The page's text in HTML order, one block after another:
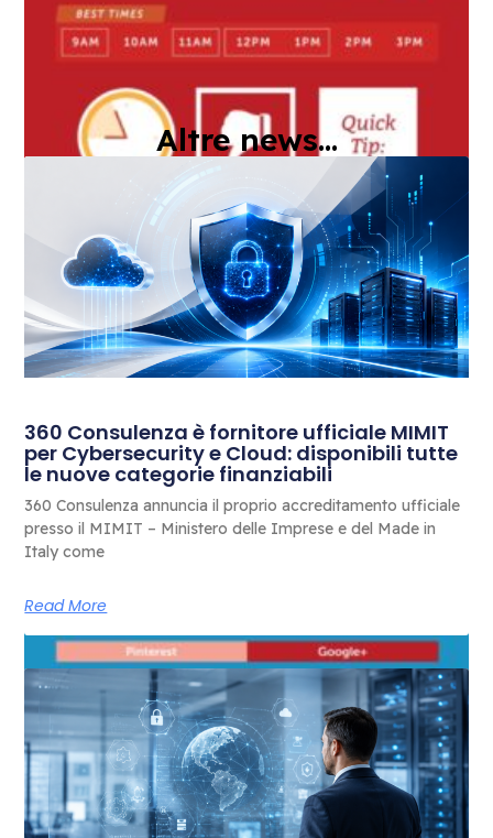
Altre news...
360 Consulenza è fornitore ufficiale MIMIT
per Cybersecurity e Cloud: disponibili tutte
le nuove categorie finanziabili
360 Consulenza annuncia il proprio accreditamento ufficiale
presso il MIMIT – Ministero delle Imprese e del Made in
Italy come
Read More